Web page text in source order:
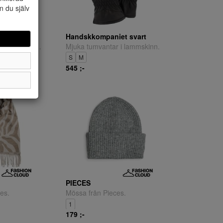
Handskkompaniet svart
Mjuka tumvantar i lammskinn.
S M
545 ;-
PIECES
Mössa från Pieces.
1
179 ;-
du själv